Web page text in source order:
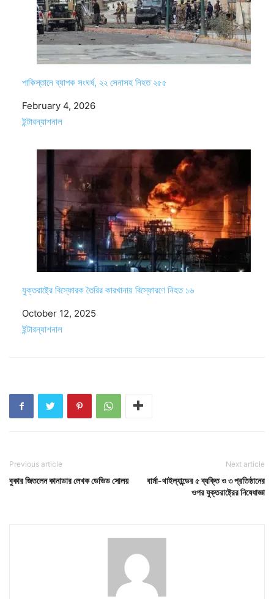
পাকিস্তানে ব্যাপক সংঘর্ষ, ২২ সেনাসহ নিহত ২৫৫
Date
February 4, 2026
In relation to
ইন্টারন্যাশনাল
যুক্তরাষ্ট্রে বিস্ফোরক তৈরির কারখানায় বিস্ফোরণে নিহত ১৬
Date
October 12, 2025
In relation to
ইন্টারন্যাশনাল
Previous article
বুকার জিতলেন কানাডার লেখক ডেভিড সোলয়
Next article
বার্মা-থাইল্যান্ডের ৫ ব্যক্তি ও ৩ প্রতিষ্ঠানের
ওপর যুক্তরাষ্ট্রের নিষেধাজ্ঞা